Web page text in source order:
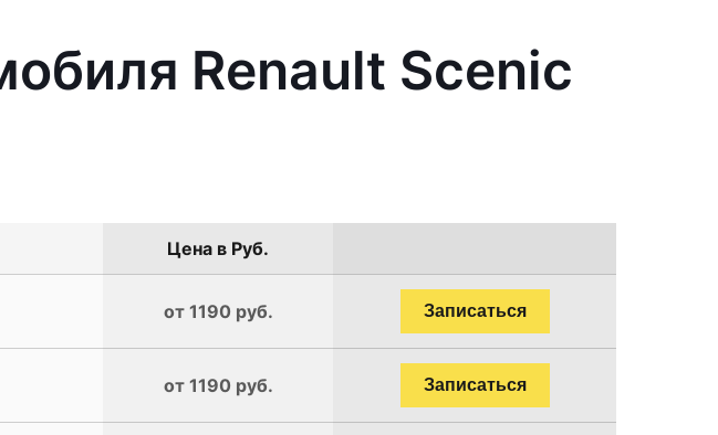
Renault Scenic
Цена в Руб.
от 1190 руб. Записаться
от 1190 руб. Записаться